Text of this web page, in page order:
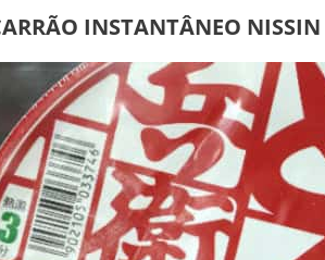
INSTANTÂNEO